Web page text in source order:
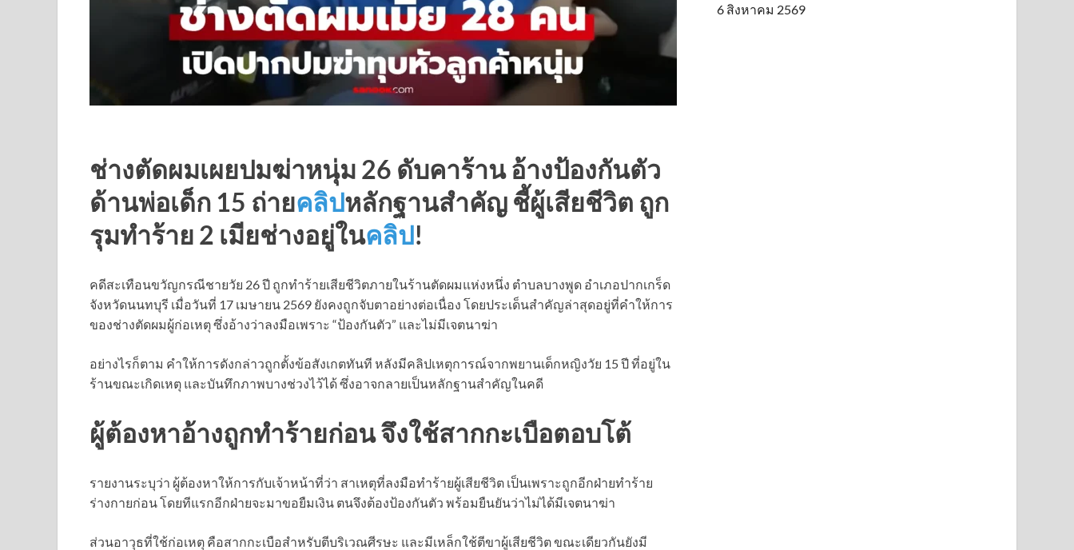
ช่างตัดผมเผยปมฆ่าหนุ่ม 26 ดับคาร้าน อ้างป้องกันตัว
ด้านพ่อเด็ก 15 ถ่ายคลิปหลักฐานสำคัญ ชี้ผู้เสียชีวิต ถูก
รุมทำร้าย 2 เมียช่างอยู่ในคลิป!
คดีสะเทือนขวัญกรณีชายวัย 26 ปี ถูกทำร้ายเสียชีวิตภายในร้านตัดผมแห่งหนึ่ง ตำบลบางพูด อำเภอปากเกร็ด
จังหวัดนนทบุรี เมื่อวันที่ 17 เมษายน 2569 ยังคงถูกจับตาอย่างต่อเนื่อง โดยประเด็นสำคัญล่าสุดอยู่ที่คำให้การ
ของช่างตัดผมผู้ก่อเหตุ ซึ่งอ้างว่าลงมือเพราะ “ป้องกันตัว” และไม่มีเจตนาฆ่า
อย่างไรก็ตาม คำให้การดังกล่าวถูกตั้งข้อสังเกตทันที หลังมีคลิปเหตุการณ์จากพยานเด็กหญิงวัย 15 ปี ที่อยู่ใน
ร้านขณะเกิดเหตุ และบันทึกภาพบางช่วงไว้ได้ ซึ่งอาจกลายเป็นหลักฐานสำคัญในคดี
ผู้ต้องหาอ้างถูกทำร้ายก่อน จึงใช้สากกะเบือตอบโต้
รายงานระบุว่า ผู้ต้องหาให้การกับเจ้าหน้าที่ว่า สาเหตุที่ลงมือทำร้ายผู้เสียชีวิต เป็นเพราะถูกอีกฝ่ายทำร้าย
ร่างกายก่อน โดยทีแรกอีกฝ่ายจะมาขอยืมเงิน ตนจึงต้องป้องกันตัว พร้อมยืนยันว่าไม่ได้มีเจตนาฆ่า
ส่วนอาวุธที่ใช้ก่อเหตุ คือสากกะเบือสำหรับตีบริเวณศีรษะ และมีเหล็กใช้ตีขาผู้เสียชีวิต ขณะเดียวกันยังมี
6 สิงหาคม 2569